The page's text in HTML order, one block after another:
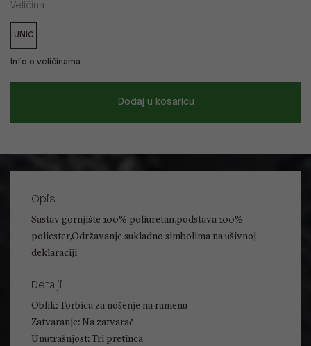
Veličina
UNIC
Info o veličinama
Dodaj u košaricu
Opis
Sastav gornjište 100% poliuretan,podstava 100%
poliester,Održavanje sukladno simbolima na ušivnoj
deklaraciji
Detalji
Oblik: Torbica za nošenje na ramenu
Zatvaranje: Na zatvarač
Unutrašnjost: Tri pretinca